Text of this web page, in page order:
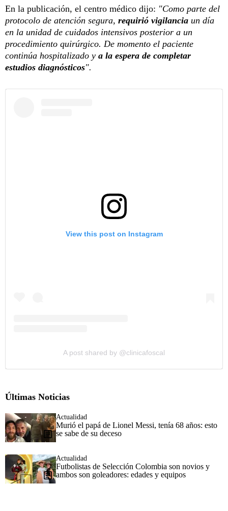
En la publicación, el centro médico dijo: "Como parte del
protocolo de atención segura, requirió vigilancia un día
en la unidad de cuidados intensivos posterior a un
procedimiento quirúrgico. De momento el paciente
continúa hospitalizado y a la espera de completar
estudios diagnósticos".
View this post on Instagram
A post shared by @clinicafoscal
Últimas Noticias
Actualidad
Murió el papá de Lionel Messi, tenía 68 años: esto
se sabe de su deceso
Actualidad
Futbolistas de Selección Colombia son novios y
ambos son goleadores: edades y equipos